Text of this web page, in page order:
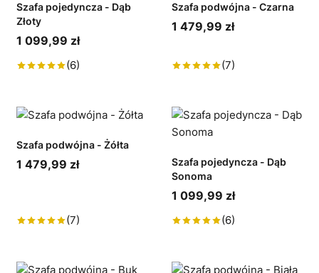
Szafa pojedyncza - Dąb
Złoty
1 099,99 zł
(6)
Szafa podwójna - Czarna
1 479,99 zł
(7)
Szafa podwójna - Żółta
1 479,99 zł
(7)
Szafa pojedyncza - Dąb
Sonoma
1 099,99 zł
(6)